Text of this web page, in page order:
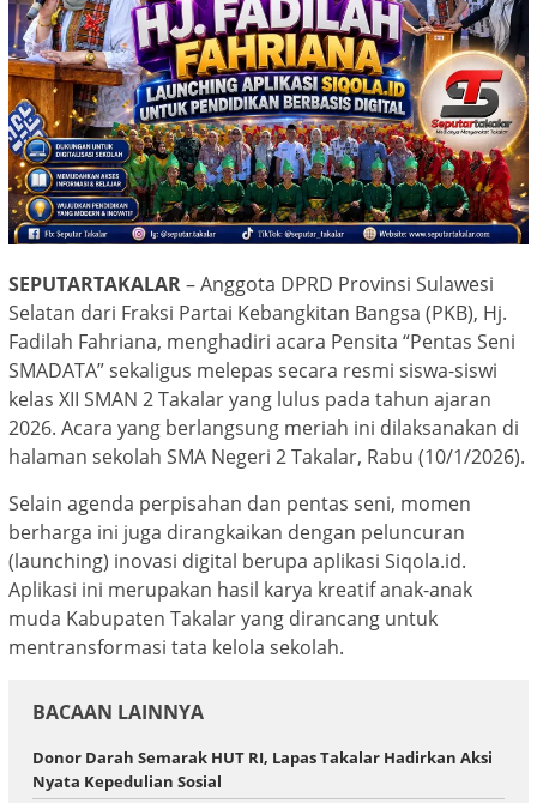
SEPUTARTAKALAR– Anggota DPRD Provinsi Sulawesi
Selatan dari Fraksi Partai Kebangkitan Bangsa (PKB), Hj.
Fadilah Fahriana, menghadiri acara Pensita “Pentas Seni
SMADATA” sekaligus melepas secara resmi siswa-siswi
kelas XII SMAN 2 Takalar yang lulus pada tahun ajaran
2026. Acara yang berlangsung meriah ini dilaksanakan di
halaman sekolah SMA Negeri 2 Takalar, Rabu (10/1/2026).
Selain agenda perpisahan dan pentas seni, momen
berharga ini juga dirangkaikan dengan peluncuran
(launching) inovasi digital berupa aplikasi Siqola.id.
Aplikasi ini merupakan hasil karya kreatif anak-anak
muda Kabupaten Takalar yang dirancang untuk
mentransformasi tata kelola sekolah.
BACAAN LAINNYA
Donor Darah Semarak HUT RI, Lapas Takalar Hadirkan Aksi
Nyata Kepedulian Sosial